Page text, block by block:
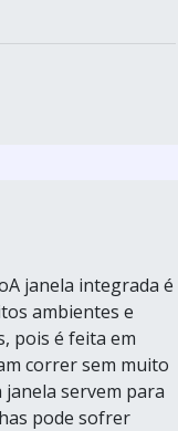
janela integrada é
ambientes e
pois é feita em
correr sem muito
servem para
pode sofrer